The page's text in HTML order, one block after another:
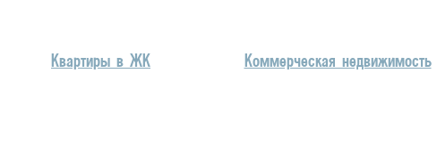
Квартиры в ЖК Коммерческая недвижимость